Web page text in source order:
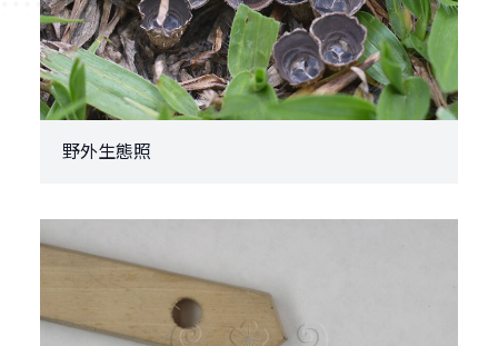
野外生態照